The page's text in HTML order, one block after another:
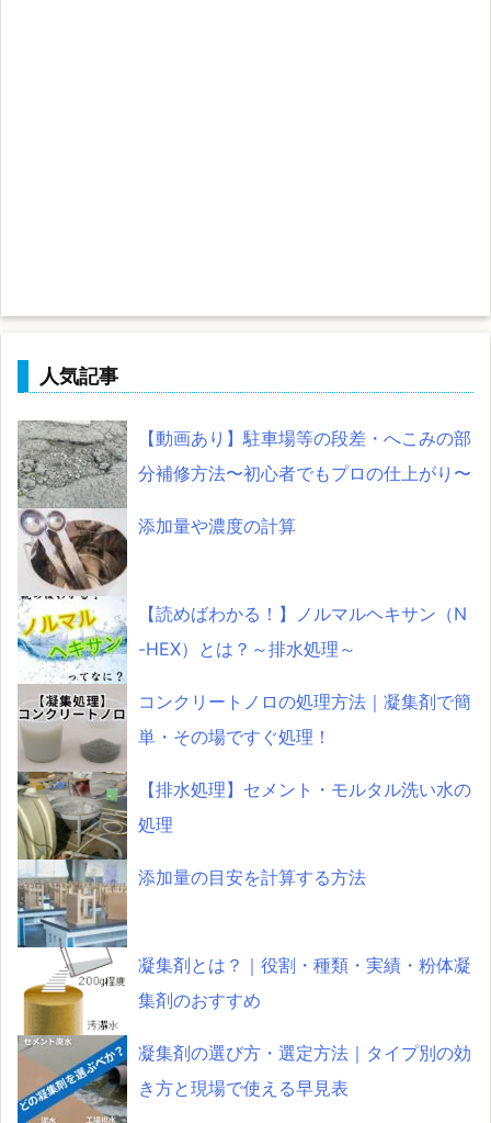
人気記事
【動画あり】駐車場等の段差・へこみの部
分補修方法〜初心者でもプロの仕上がり〜
添加量や濃度の計算
【読めばわかる！】ノルマルヘキサン（N
-HEX）とは？～排水処理～
コンクリートノロの処理方法｜凝集剤で簡
単・その場ですぐ処理！
【排水処理】セメント・モルタル洗い水の
処理
添加量の目安を計算する方法
凝集剤とは？｜役割・種類・実績・粉体凝
集剤のおすすめ
凝集剤の選び方・選定方法｜タイプ別の効
き方と現場で使える早見表